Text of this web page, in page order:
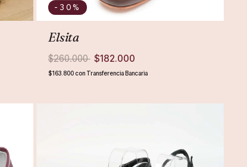
-30%
Elsita
$260.000 $182.000
$163.800 con Transferencia Bancaria